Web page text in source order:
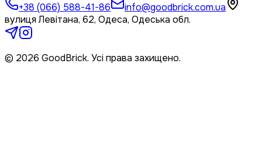
+38 (066) 588-41-86
info@goodbrick.com.ua
вулиця Левітана, 62, Одеса, Одеська обл.
© 2026 GoodBrick. Усі права захищено.